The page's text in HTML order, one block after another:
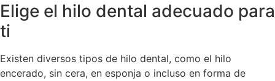
Elige el hilo dental adecuado para
ti
Existen diversos tipos de hilo dental, como el hilo
encerado, sin cera, en esponja o incluso en forma de